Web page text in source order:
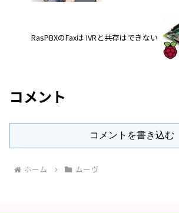
RasPBXのFaxは IVRと共存はできない
コメント
コメントを書き込む
ホーム ムーヴ